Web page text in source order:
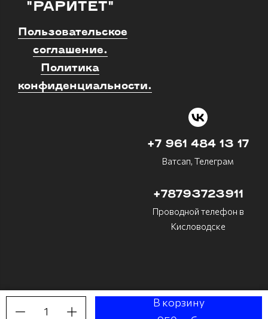
1
В корзину
"РАРИТЕТ"
Пользовательское
соглашение.
Политика
конфиденциальности.
+7 961 484 13 17
Ватсап, Телеграм
+78793723911
Проводной телефон в
Кисловодске
Bazium